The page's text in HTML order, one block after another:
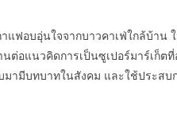
แฟอบอุ่นใจจากบาวคาเฟ่ใกล้บ้าน
ต่อแนวคิดการเป็นซูเปอร์มาร์เก็ต
บมามีบทบาทในสังคม และใช้ประ